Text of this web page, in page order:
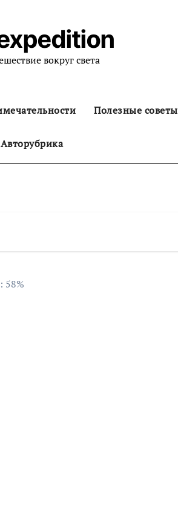
вокруг света
Полезные советы
Авторубрика
58%